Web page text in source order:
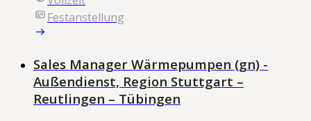
Festanstellung
Sales Manager Wärmepumpen (gn) -
Außendienst, Region Stuttgart –
Reutlingen – Tübingen